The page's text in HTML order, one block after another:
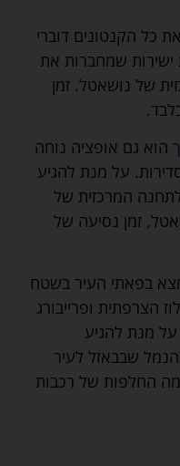
הקנטונים דוברי
שמחברות את
של נושאטל. זמן
הוא גם אופציה נוחה
על מנת להגיע
המרכזית של
זמן נסיעה של
בפאתי העיר בשטח
ופרייבורג
מנת להגיע
שבבאזל לעיר
החלפות של רכבות